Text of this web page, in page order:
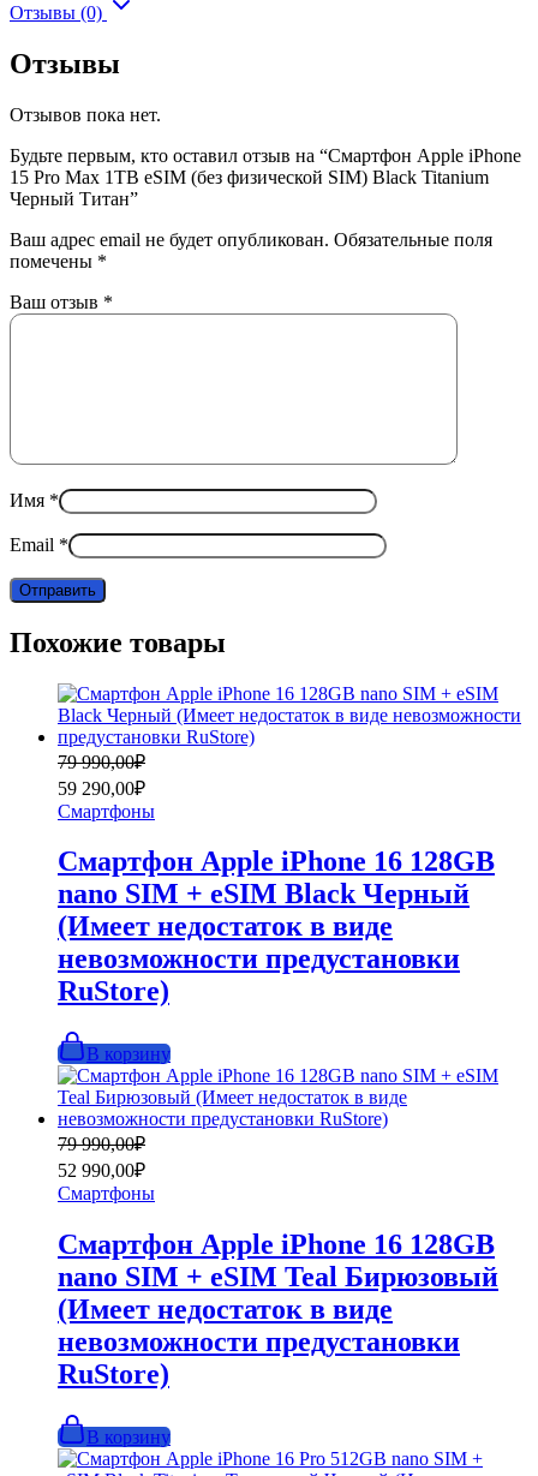
Отзывы (0)
Отзывы
Отзывов пока нет.
Будьте первым, кто оставил отзыв на “Смартфон Apple iPhone
15 Pro Max 1TB eSIM (без физической SIM) Black Titanium
Черный Титан”
Ваш адрес email не будет опубликован. Обязательные поля
помечены *
Ваш отзыв *
Имя *
Email *
Похожие товары
79 990,00₽
Первоначальная
цена
составляла
79
990,00₽.
59 290,00₽
Текущая
цена:
59
290,00₽.
Смартфоны
Смартфон Apple iPhone 16 128GB
nano SIM + eSIM Black Черный
(Имеет недостаток в виде
невозможности предустановки
RuStore)
В корзину
79 990,00₽
Первоначальная
цена
составляла
79
52 990,00₽
Текущая
цена:
52
990,00₽.
Смартфоны
Смартфон Apple iPhone 16 128GB
nano SIM + eSIM Teal Бирюзовый
(Имеет недостаток в виде
невозможности предустановки
RuStore)
В корзину